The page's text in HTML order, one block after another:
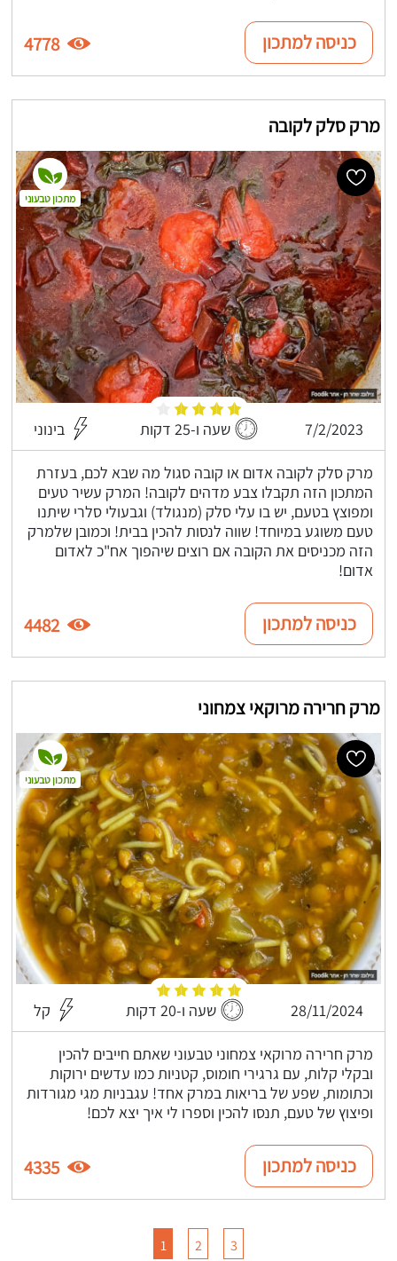
כניסה למתכון 4778
מרק סלק לקובה
7/2/2023 שעה ו-25 דקות בינוני
מרק סלק לקובה אדום או קובה סגול מה שבא לכם, בעזרת
המתכון הזה תקבלו צבע מדהים לקובה! המרק עשיר טעים
ומפוצץ בטעם, יש בו עלי סלק (מנגולד) וגבעולי סלרי שיתנו
טעם משוגע במיוחד! שווה לנסות להכין בבית! וכמובן שלמרק
הזה מכניסים את הקובה אם רוצים שיהפוך אח"כ לאדום
אדום!
מתכון טבעוני
כניסה למתכון 4482
מרק חרירה מרוקאי צמחוני
28/11/2024 שעה ו-20 דקות קל
מרק חרירה מרוקאי צמחוני טבעוני שאתם חייבים להכין
ובקלי קלות, עם גרגירי חומוס, קטניות כמו עדשים ירוקות
וכתומות, שפע של בריאות במרק אחד! עגבניות מגי מגורדות
ופיצוץ של טעם, תנסו להכין וספרו לי איך יצא לכם!
מתכון טבעוני
כניסה למתכון 4335
1 2 3